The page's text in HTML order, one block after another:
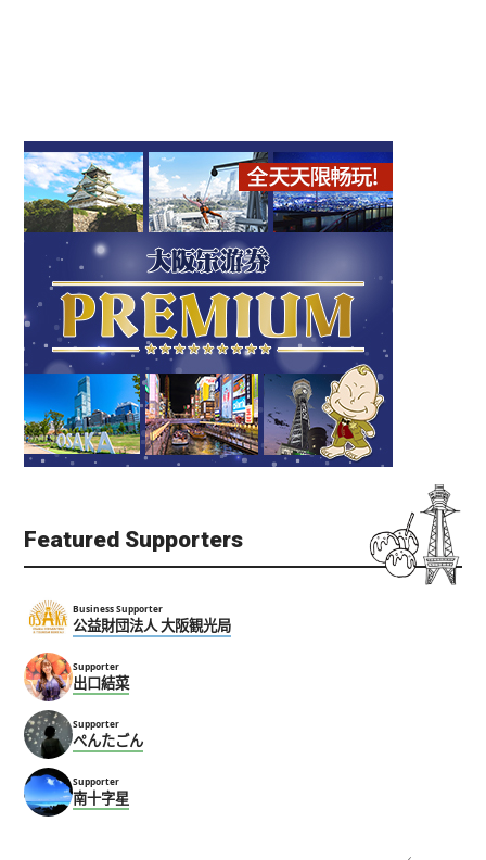
Featured Supporters
Business Supporter
公益財団法人 大阪観光局
Supporter
出口結菜
Supporter
ぺんたごん
Supporter
南十字星